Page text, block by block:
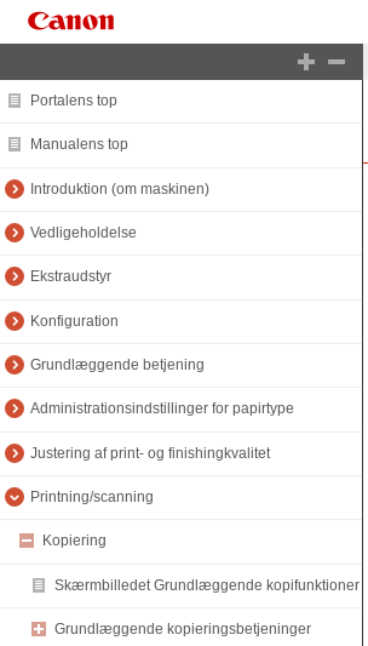
Portalens top
Manualens top
Introduktion (om maskinen)
Vedligeholdelse
Ekstraudstyr
Konfiguration
Grundlæggende betjening
Administrationsindstillinger for papirtype
Justering af print- og finishingkvalitet
Printning/scanning
Kopiering
Skærmbilledet Grundlæggende kopifunktioner
Grundlæggende kopieringsbetjeninger